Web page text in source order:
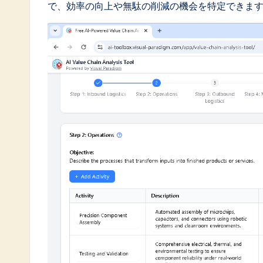
で、効率の向上や無駄の削減の機会を特定できま